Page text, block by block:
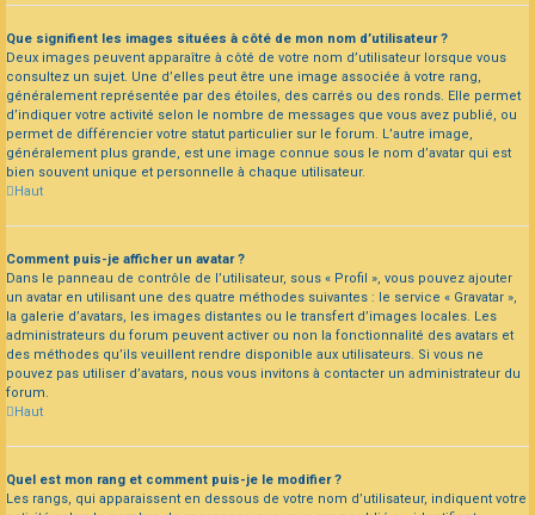
Que signifient les images situées à côté de mon nom d’utilisateur ?
Deux images peuvent apparaître à côté de votre nom d’utilisateur lorsque vous
consultez un sujet. Une d’elles peut être une image associée à votre rang,
généralement représentée par des étoiles, des carrés ou des ronds. Elle permet
d’indiquer votre activité selon le nombre de messages que vous avez publié, ou
permet de différencier votre statut particulier sur le forum. L’autre image,
généralement plus grande, est une image connue sous le nom d’avatar qui est
bien souvent unique et personnelle à chaque utilisateur.
Haut
Comment puis-je afficher un avatar ?
Dans le panneau de contrôle de l’utilisateur, sous « Profil », vous pouvez ajouter
un avatar en utilisant une des quatre méthodes suivantes : le service « Gravatar »,
la galerie d’avatars, les images distantes ou le transfert d’images locales. Les
administrateurs du forum peuvent activer ou non la fonctionnalité des avatars et
des méthodes qu’ils veuillent rendre disponible aux utilisateurs. Si vous ne
pouvez pas utiliser d’avatars, nous vous invitons à contacter un administrateur du
forum.
Haut
Quel est mon rang et comment puis-je le modifier ?
Les rangs, qui apparaissent en dessous de votre nom d’utilisateur, indiquent votre